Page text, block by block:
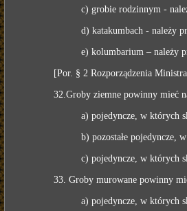
c) grobie rodzinnym -
d) katakumbach - należy
e) kolumbarium – należy
[Por. § 2 Rozporządzenia
32.Groby ziemne powinny mieć
a) pojedyncze, w których
b) pozostałe pojedyncze,
c) pojedyncze, w których
33. Groby murowane powinny
a) pojedyncze, w których